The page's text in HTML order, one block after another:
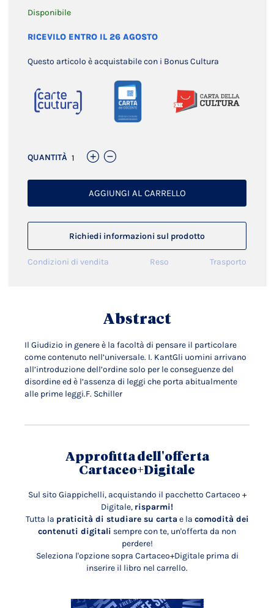
Disponibile
RICEVILO ENTRO IL 26 AGOSTO
Questo articolo è acquistabile con i Bonus Cultura
QUANTITÀ
AGGIUNGI AL CARRELLO
Richiedi informazioni sul prodotto
Condizioni di vendita Reso Trasporto
Abstract
Il Giudizio in genere è la facoltà di pensare il particolare
come contenuto nell’universale. I. KantGli uomini arrivano
all’introduzione dell’ordine solo per le conseguenze del
disordine ed è l’assenza di leggi che porta abitualmente
alle prime leggi.F. Schiller
Approfitta dell'offerta
Cartaceo+Digitale
Sul sito Giappichelli, acquistando il pacchetto Cartaceo +
Digitale, risparmi!
Tutta la praticità di studiare su carta e la comodità dei
contenuti digitali sempre con te, un'offerta da non
perdere!
Seleziona l'opzione sopra Cartaceo+Digitale prima di
inserire il libro nel carrello.